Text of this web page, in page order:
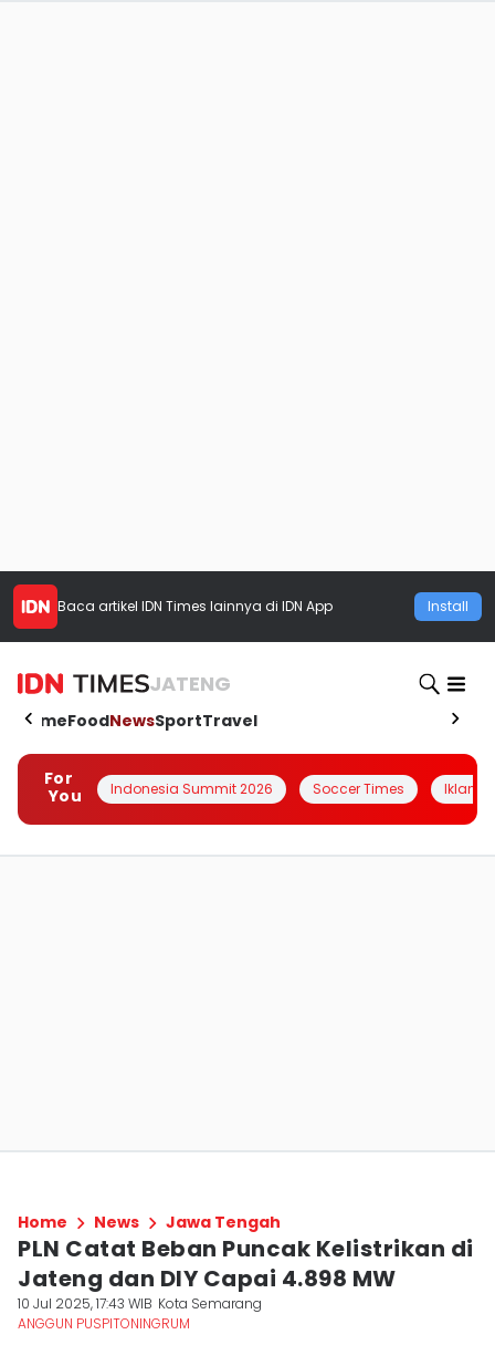
Baca artikel IDN Times lainnya di IDN App Install
JATENG
HomeFoodNewsSportTravel
For
You
Indonesia Summit 2026 Soccer Times Iklanin
Home News Jawa Tengah
PLN Catat Beban Puncak Kelistrikan di
Jateng dan DIY Capai 4.898 MW
10 Jul 2025, 17:43 WIB Kota Semarang
ANGGUN PUSPITONINGRUM